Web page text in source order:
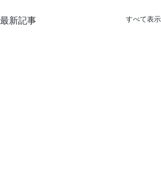
最新記事 すべて表示